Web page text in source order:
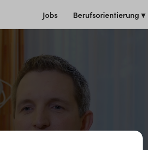
Jobs Berufsorientierung ▾